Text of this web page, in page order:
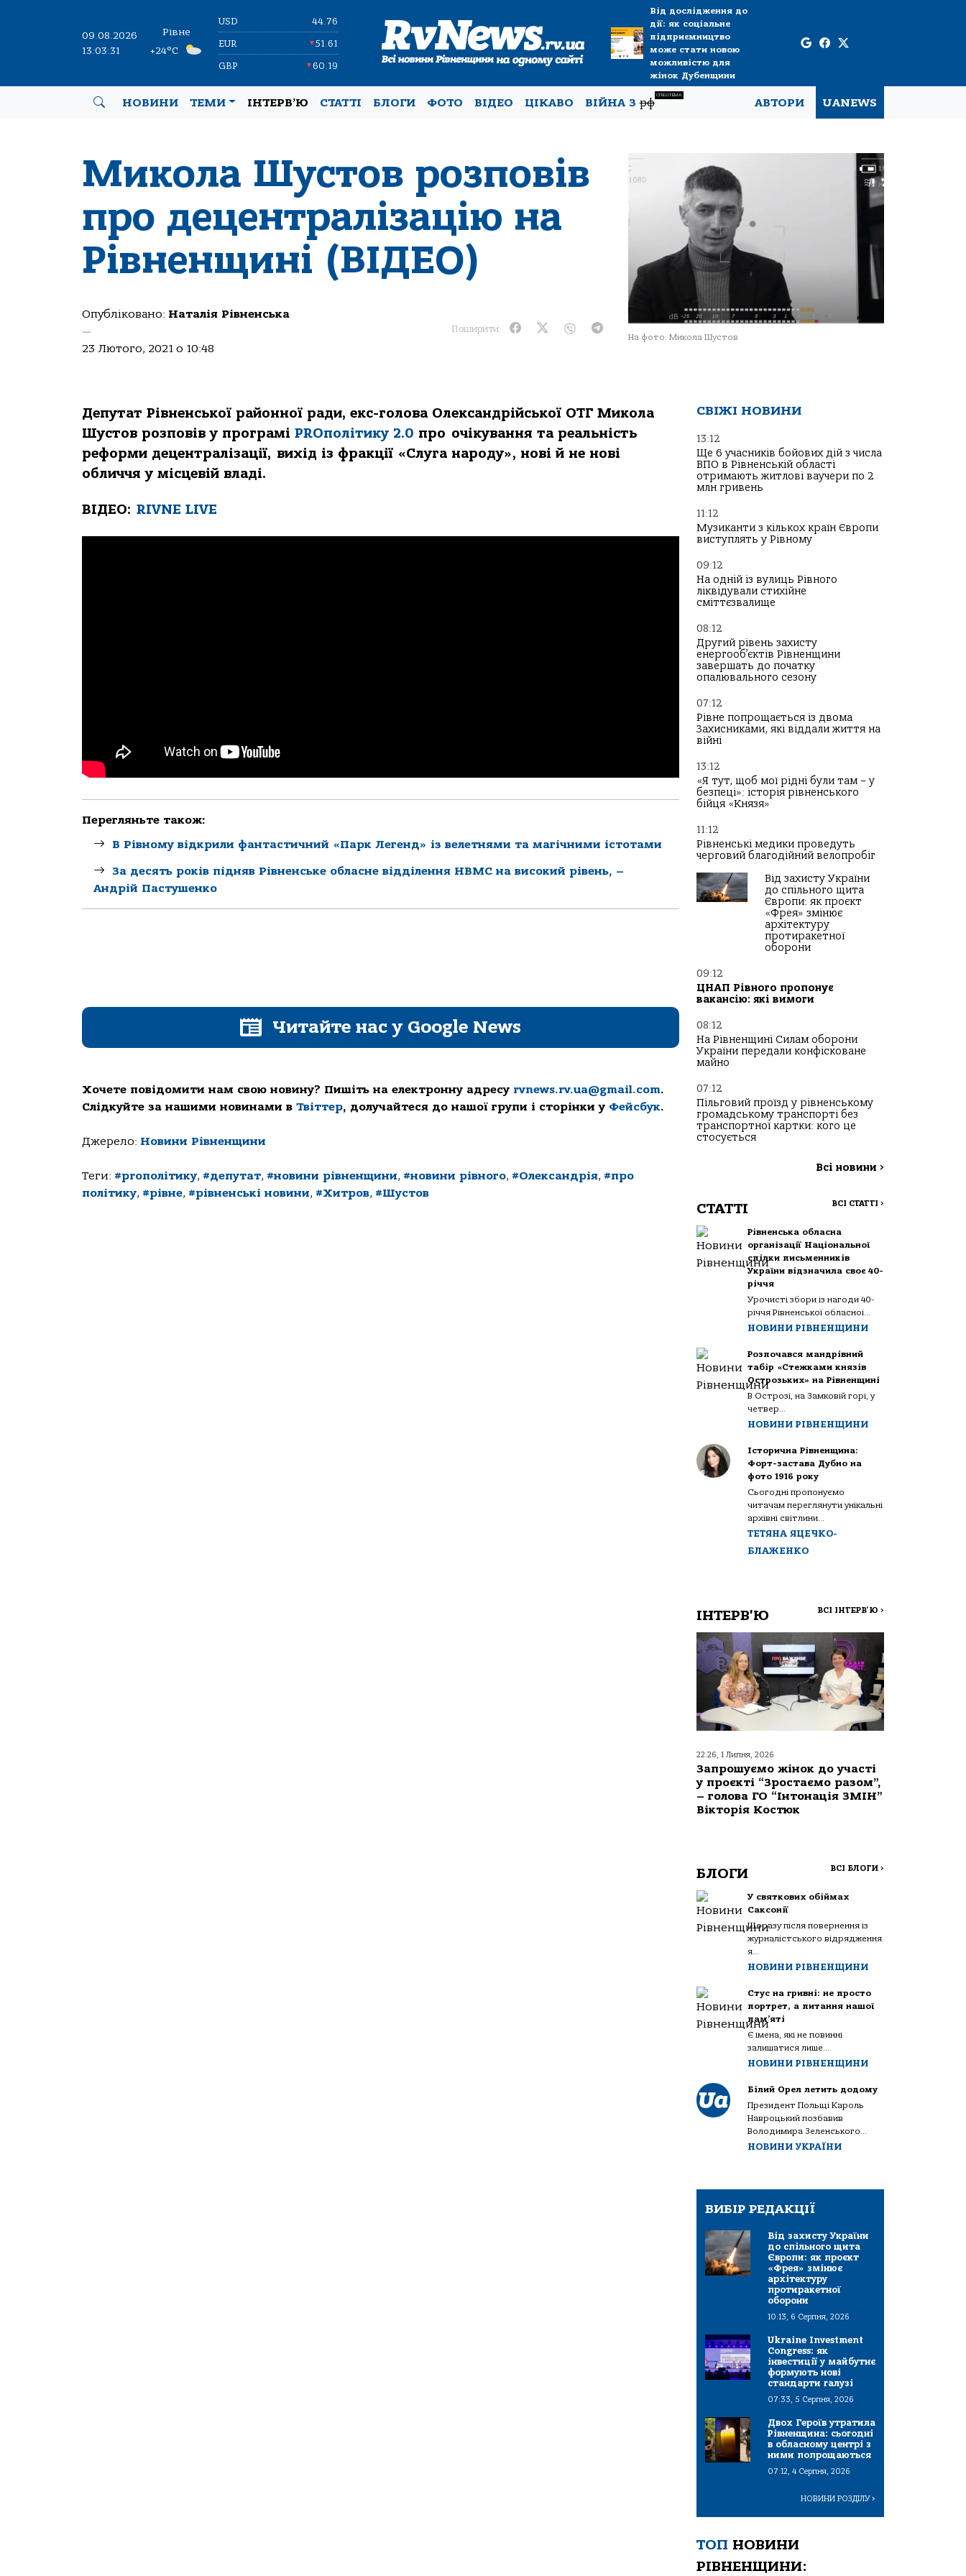
09.08.2026
13:03:32
Рівне
+24°C
USD 44.76
EUR ▼51.61
GBP ▼60.19
Від дослідження до
дії: як соціальне
підприємництво
може стати новою
можливістю для
жінок Дубенщини
НОВИНИ ТЕМИ ІНТЕРВ’Ю СТАТТІ БЛОГИ ФОТО ВІДЕО ЦІКАВО ВІЙНА Зрф
СПЕЦТЕМА
АВТОРИ UANEWS
Микола Шустов розповів
про децентралізацію на
Рівненщині (ВІДЕО)
Опубліковано: Наталія Рівненська
—
23 Лютого, 2021 о 10:48
Поширити:
На фото: Микола Шустов
Депутат Рівненської районної ради, екс-голова Олександрійської ОТГ Микола
Шустов розповів у програмі PROполітику 2.0 про очікування та реальність
реформи децентралізації, вихід із фракції «Слуга народу», нові й не нові
обличчя у місцевій владі.
ВІДЕО: RIVNE LIVE
Перегляньте також:
В Рівному відкрили фантастичний «Парк Легенд» із велетнями та магічними істотами
За десять років підняв Рівненське обласне відділення НВМС на високий рівень, –
Андрій Пастушенко
Читайте нас у Google News
Хочете повідомити нам свою новину? Пишіть на електронну адресу rvnews.rv.ua@gmail.com.
Слідкуйте за нашими новинами в Твіттер, долучайтеся до нашої групи і сторінки у Фейсбук.
Джерело: Новини Рівненщини
Теги: #proполітику, #депутат, #новини рівненщини, #новини рівного, #Олександрія, #про
політику, #рівне, #рівненські новини, #Хитров, #Шустов
СВІЖІ НОВИНИ
13:12
Ще 6 учасників бойових дій з числа
ВПО в Рівненській області
отримають житлові ваучери по 2
млн гривень
11:12
Музиканти з кількох країн Європи
виступлять у Рівному
09:12
На одній із вулиць Рівного
ліквідували стихійне
сміттєзвалище
08:12
Другий рівень захисту
енергооб’єктів Рівненщини
завершать до початку
опалювального сезону
07:12
Рівне попрощається із двома
Захисниками, які віддали життя на
війні
13:12
«Я тут, щоб мої рідні були там – у
безпеці»: історія рівненського
бійця «Князя»
11:12
Рівненські медики проведуть
черговий благодійний велопробіг
Від захисту України
до спільного щита
Європи: як проєкт
«Фрея» змінює
архітектуру
протиракетної
оборони
09:12
ЦНАП Рівного пропонує
вакансію: які вимоги
08:12
На Рівненщині Силам оборони
України передали конфісковане
майно
07:12
Пільговий проїзд у рівненському
громадському транспорті без
транспортної картки: кого це
стосується
Всі новини >
СТАТТІ ВСІ СТАТТІ >
Рівненська обласна
організації Національної
спілки письменників
України відзначила своє 40-
річчя
Урочисті збори із нагоди 40-
річчя Рівненської обласної...
НОВИНИ РІВНЕНЩИНИ
Розпочався мандрівний
табір «Стежками князів
Острозьких» на Рівненщині
В Острозі, на Замковій горі, у
четвер...
НОВИНИ РІВНЕНЩИНИ
Історична Рівненщина:
Форт-застава Дубно на
фото 1916 року
Сьогодні пропонуємо
читачам переглянути унікальні
архівні світлини...
ТЕТЯНА ЯЦЕЧКО-
БЛАЖЕНКО
ІНТЕРВ'Ю ВСІ ІНТЕРВ'Ю >
22:26, 1 Липня, 2026
Запрошуємо жінок до участі
у проєкті “Зростаємо разом”,
– голова ГО “Інтонація ЗМІН”
Вікторія Костюк
БЛОГИ ВСІ БЛОГИ >
У святкових обіймах
Саксонії
Щоразу після повернення із
журналістського відрядження
я...
НОВИНИ РІВНЕНЩИНИ
Стус на гривні: не просто
портрет, а питання нашої
пам’яті
Є імена, які не повинні
залишатися лише...
НОВИНИ РІВНЕНЩИНИ
Білий Орел летить додому
Президент Польщі Кароль
Навроцький позбавив
Володимира Зеленського...
НОВИНИ УКРАЇНИ
ВИБІР РЕДАКЦІЇ
Від захисту України
до спільного щита
Європи: як проєкт
«Фрея» змінює
архітектуру
протиракетної
оборони
10:13, 6 Серпня, 2026
Ukraine Investment
Congress: як
інвестиції у майбутнє
формують нові
стандарти галузі
07:33, 5 Серпня, 2026
Двох Героїв утратила
Рівненщина: сьогодні
в обласному центрі з
ними попрощаються
07:12, 4 Серпня, 2026
НОВИНИ РОЗДІЛУ>
ТОП НОВИНИ
РІВНЕНЩИНИ: